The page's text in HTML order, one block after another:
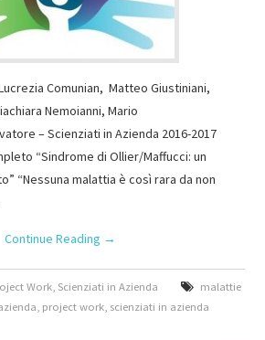
Comunian, Matteo Giustiniani,
Nemoianni, Mario
– Scienziati in Azienda 2016-2017
“Sindrome di Ollier/Maffucci: un
“Nessuna malattia è così rara da non
Continue Reading →
Work, Scienziati in Azienda
malattie
project work scienziati in azienda